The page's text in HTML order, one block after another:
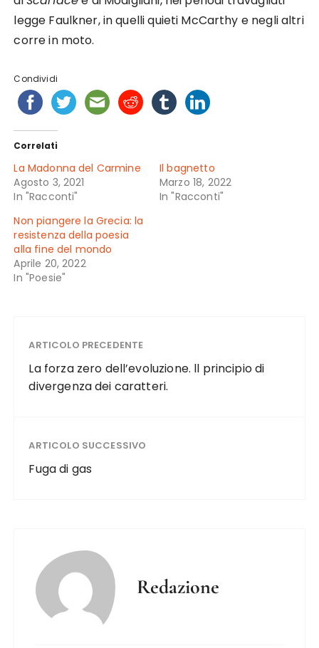
legge Faulkner, in quelli quieti McCarthy e negli altri
corre in moto.
Condividi
Correlati
La Madonna del Carmine
Agosto 3, 2021
In "Racconti"
Il bagnetto
Marzo 18, 2022
In "Racconti"
Non piangere la Grecia: la
resistenza della poesia
alla fine del mondo
Aprile 20, 2022
In "Poesie"
ARTICOLO PRECEDENTE
La forza zero dell’evoluzione. ll principio di
divergenza dei caratteri.
ARTICOLO SUCCESSIVO
Fuga di gas
Redazione